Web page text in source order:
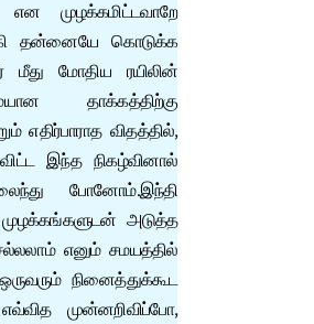
முழக்கமிட்டவாறே
தன்னையே கொடுக்க
மீது மோதிய ரயிலின்
தாக்கத்திற்கு
எதிர்பாராத விதத்தில்,
இந்த நிகழ்வினால்
போனோம்.இந்தி
முழக்கங்களுடன் அடுத்த
எனும் சமயத்தில்
நினைத்துக்கூட
முன்னறிவிப்போ,